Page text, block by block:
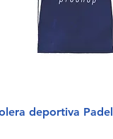
deportiva Padel